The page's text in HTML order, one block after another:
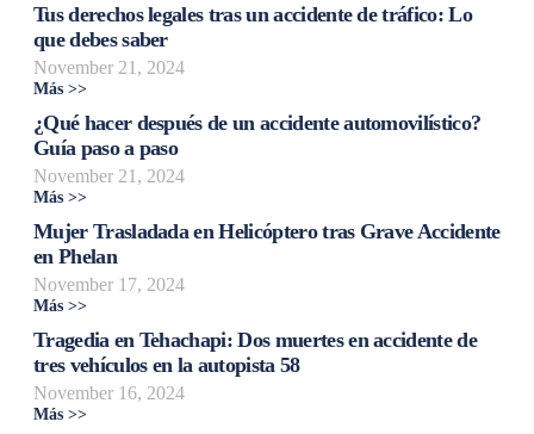
Tus derechos legales tras un accidente de tráfico: Lo
que debes saber
November 21, 2024
Más >>
¿Qué hacer después de un accidente automovilístico?
Guía paso a paso
November 21, 2024
Más >>
Mujer Trasladada en Helicóptero tras Grave Accidente
en Phelan
November 17, 2024
Más >>
Tragedia en Tehachapi: Dos muertes en accidente de
tres vehículos en la autopista 58
November 16, 2024
Más >>